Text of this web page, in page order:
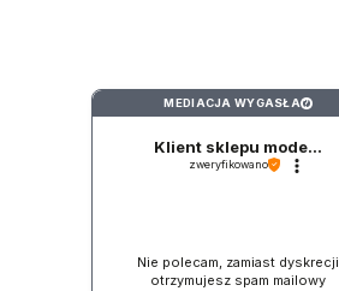
MEDIACJA WYGASŁA ?
Klient sklepu mode...
zweryfikowano
Nie polecam, zamiast dyskrecji
otrzymujesz spam mailowy